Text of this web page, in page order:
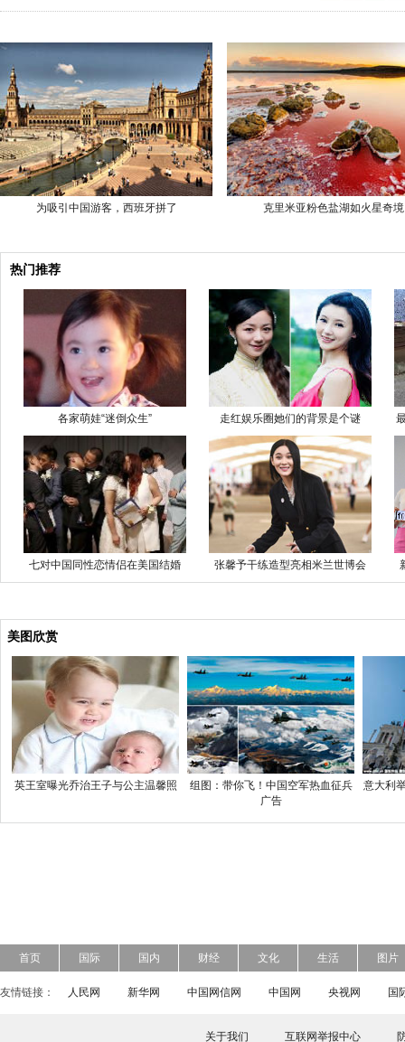
为吸引中国游客，西班牙拼了 克里米亚粉色盐湖如火星奇境
热门推荐
各家萌娃“迷倒众生” 走红娱乐圈她们的背景是个谜
七对中国同性恋情侣在美国结婚 张馨予干练造型亮相米兰世博会
美图欣赏
英王室曝光乔治王子与公主温馨照
组图：带你飞！中国空军热血征兵
广告
意大利
首页 国际 国内 财经 文化 生活 图片
友情链接： 人民网 新华网 中国网信网 中国网 央视网 国
关于我们 互联网举报中心